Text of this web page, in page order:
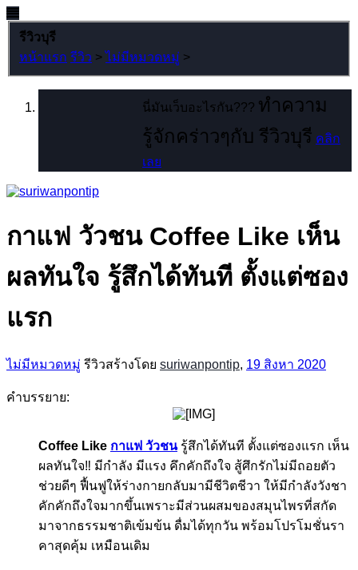
รีวิวบุรี
หน้าแรก รีวิว > ไม่มีหมวดหมู่ >
นี่มันเว็บอะไรกัน??? ทำความ
รู้จักคร่าวๆกับ รีวิวบุรี คลิก
เลย
กาแฟ วัวชน Coffee Like เห็น
ผลทันใจ รู้สึกได้ทันที ตั้งแต่ซอง
แรก
ไม่มีหมวดหมู่ รีวิวสร้างโดย suriwanpontip, 19 สิงหา 2020
คำบรรยาย:
Coffee Like กาแฟ วัวชนรู้สึกได้ทันที ตั้งแต่ซองแรก เห็น
ผลทันใจ‼️ มีกำลัง มีแรง คึกคักถึงใจ สู้ศึกรักไม่มีถอยตัว
ช่วยดีๆ ฟื้นฟูให้ร่างกายกลับมามีชีวิตชีวา ให้มีกำลังวังชา
คักคักถึงใจมากขึ้นเพราะมีส่วนผสมของสมุนไพรที่สกัด
มาจากธรรมชาติเข้มข้น ดื่มได้ทุกวัน พร้อมโปรโมชั่นรา
คาสุดคุ้ม เหมือนเดิม